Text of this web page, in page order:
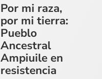
Por mi raza,
por mi tierra:
Pueblo
Ancestral
Ampiuile en
resistencia